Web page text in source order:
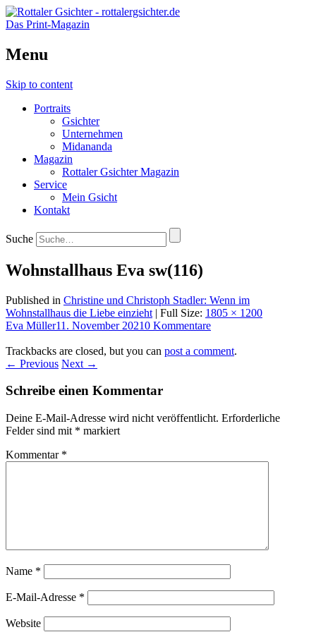
Das Print-Magazin
Menu
Skip to content
Portraits
Gsichter
Unternehmen
Midananda
Magazin
Rottaler Gsichter Magazin
Service
Mein Gsicht
Kontakt
Suche
Wohnstallhaus Eva sw(116)
Published in Christine und Christoph Stadler: Wenn im
Wohnstallhaus die Liebe einzieht | Full Size: 1805 × 1200
Eva Müller11. November 20210 Kommentare
Trackbacks are closed, but you can post a comment.
← Previous Next →
Schreibe einen Kommentar
Deine E-Mail-Adresse wird nicht veröffentlicht. Erforderliche
Felder sind mit * markiert
Kommentar *
Name *
E-Mail-Adresse *
Website